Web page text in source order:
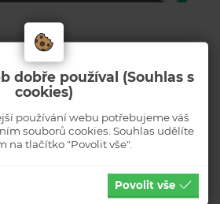
dobře používal (Souhlas s
cookies)
používání webu potřebujeme váš
souborů cookies. Souhlas udělíte
na tlačítko "Povolit vše".
Povolit vše